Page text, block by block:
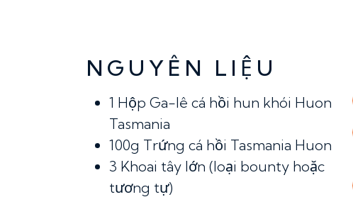
NGUYÊN LIỆU
1 Hộp Ga-lê cá hồi hun khói Huon
Tasmania
100g Trứng cá hồi Tasmania Huon
3 Khoai tây lớn (loại bounty hoặc
tương tự)